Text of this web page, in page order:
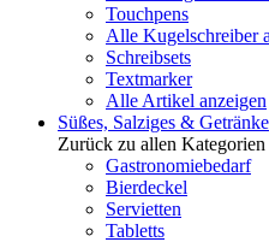
Touchpens
Alle Kugelschreiber
Schreibsets
Textmarker
Alle Artikel anzeigen
Süßes, Salziges & Getränke
Zurück zu allen Kategorien
Gastronomiebedarf
Bierdeckel
Servietten
Tabletts